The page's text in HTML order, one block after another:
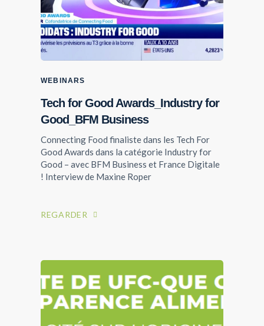
WEBINARS
Tech for Good Awards_Industry for
Good_BFM Business
Connecting Food finaliste dans les Tech For
Good Awards dans la catégorie Industry for
Good – avec BFM Business et France Digitale
! Interview de Maxine Roper
REGARDER
LIVRES BLANCS